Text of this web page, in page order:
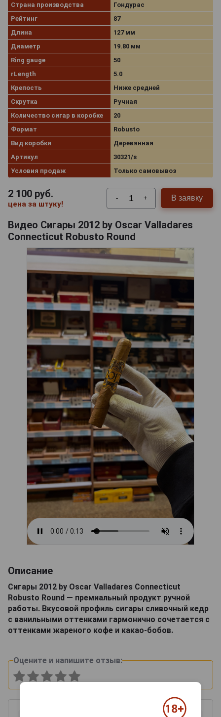
Страна производства
Гондурас
Рейтинг
87
Длина
127 мм
Диаметр
19.80 мм
Ring gauge
50
rLength
5.0
Крепость
Ниже средней
Скрутка
Ручная
Количество сигар в коробке
20
Формат
Robusto
Вид коробки
Деревянная
Артикул
30321/s
Условия продаж
Только самовывоз
2 100 руб.
цена за штуку!
- + В заявку
Видео Сигары 2012 by Oscar Valladares
Connecticut Robusto Round
Описание
Сигары 2012 by Oscar Valladares Connecticut
Robusto Round — премиальный продукт ручной
работы. Вкусовой профиль сигары сливочный кедр
с ванильными оттенками гармонично сочетается с
оттенками жареного кофе и какао-бобов.
Оцените и напишите отзыв: